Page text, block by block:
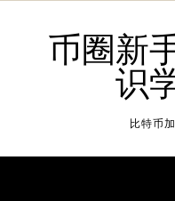
币圈新
识
比特币